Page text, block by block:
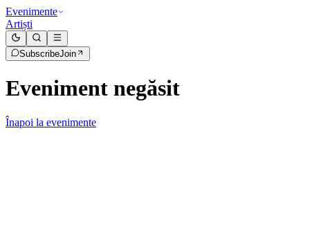
Evenimente
Artiști
SubscribeJoin
Eveniment negăsit
Înapoi la evenimente